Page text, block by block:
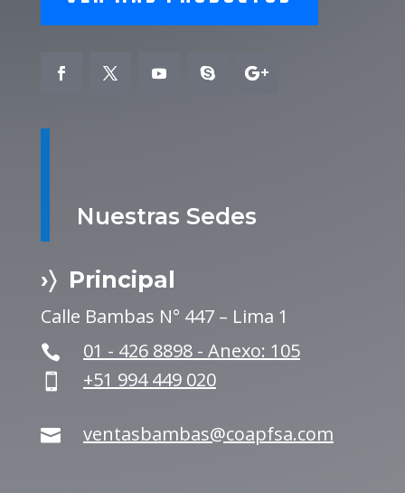
Nuestras Sedes
›〉 Principal
Calle Bambas N° 447 – Lima 1
 01 - 426 8898 - Anexo: 105
 +51 994 449 020
 ventasbambas@coapfsa.com